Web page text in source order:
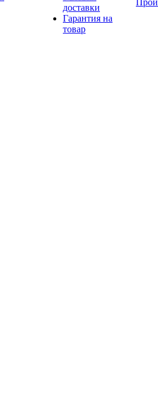
доставки
Гарантия на
товар